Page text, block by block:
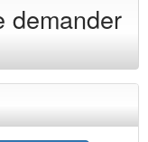
demander